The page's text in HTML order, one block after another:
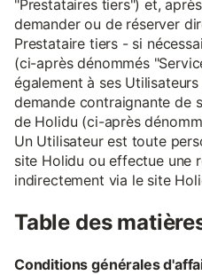
"Prestataires tiers") et,
demander ou de réserver
Prestataire tiers - si
(ci-après dénommés
également à ses
demande contraignante de
de Holidu (ci-après
Un Utilisateur est toute
site Holidu ou effectue une
indirectement via le site
Table des
Conditions générales